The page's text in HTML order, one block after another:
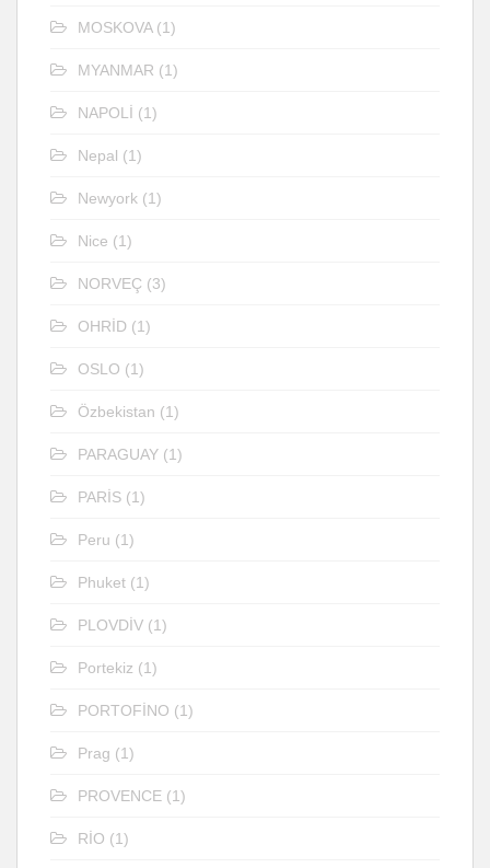
MOSKOVA(1)
MYANMAR (1)
NAPOLİ (1)
Nepal (1)
Newyork (1)
Nice (1)
NORVEÇ (3)
OHRİD (1)
OSLO (1)
Özbekistan (1)
PARAGUAY (1)
PARİS (1)
Peru (1)
Phuket (1)
PLOVDİV (1)
Portekiz (1)
PORTOFİNO (1)
Prag (1)
PROVENCE (1)
RİO (1)